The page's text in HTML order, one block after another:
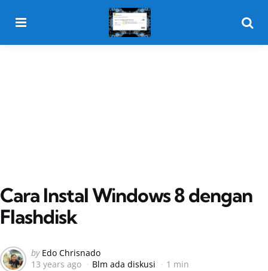
Cara Instal Windows 8 dengan
Flashdisk
Posted
by
by Edo Chrisnado
13 years ago
Blm ada diskusi 1 min